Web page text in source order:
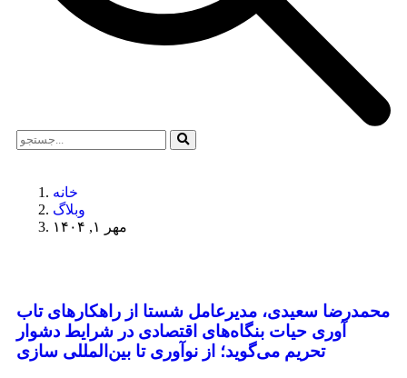
خانه
وبلاگ
مهر ۱, ۱۴۰۴
محمدرضا سعیدی، مدیرعامل شستا از راهکارهای تاب
آوری حیات بنگاه‌های اقتصادی در شرایط دشوار
تحریم می‌گوید؛ از نوآوری تا بین‌المللی سازی